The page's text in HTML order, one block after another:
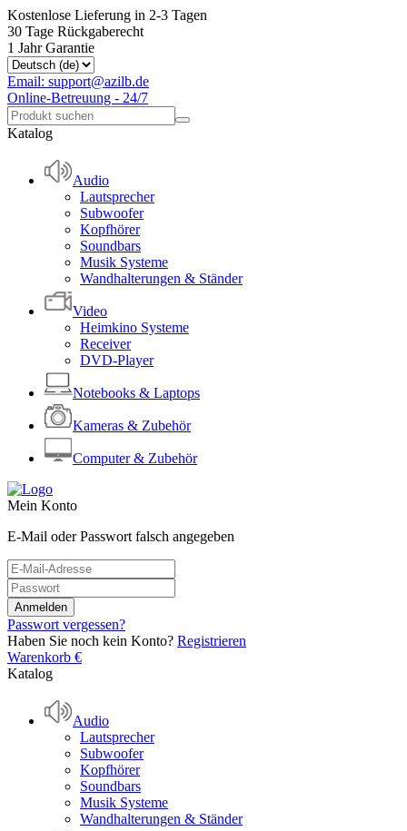
Kostenlose Lieferung in 2-3 Tagen
30 Tage Rückgaberecht
1 Jahr Garantie
Email: support@azilb.de
Online-Betreuung - 24/7
Katalog
Audio
Lautsprecher
Subwoofer
Kopfhörer
Soundbars
Musik Systeme
Wandhalterungen & Ständer
Video
Heimkino Systeme
Receiver
DVD-Player
Notebooks & Laptops
Kameras & Zubehör
Computer & Zubehör
Mein Konto
E-Mail oder Passwort falsch angegeben
Passwort vergessen?
Haben Sie noch kein Konto? Registrieren
Warenkorb €
Katalog
Audio
Lautsprecher
Subwoofer
Kopfhörer
Soundbars
Musik Systeme
Wandhalterungen & Ständer